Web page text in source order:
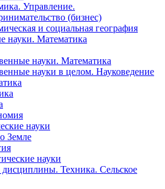
Управление.
(бизнес)
и социальная география
науки. Математика
науки. Математика
науки в целом. Науковедение
науки
Земле
науки
Техника. Сельское